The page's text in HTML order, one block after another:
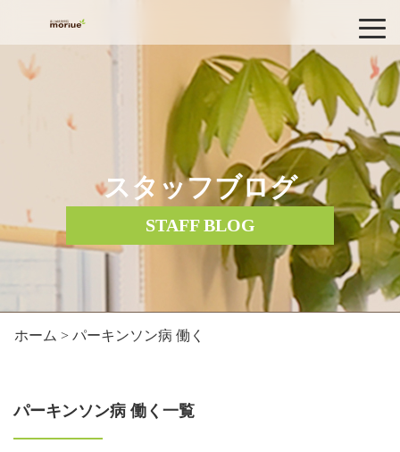
スタッフブログ
STAFF BLOG
ホーム > パーキンソン病 働く
パーキンソン病 働く一覧